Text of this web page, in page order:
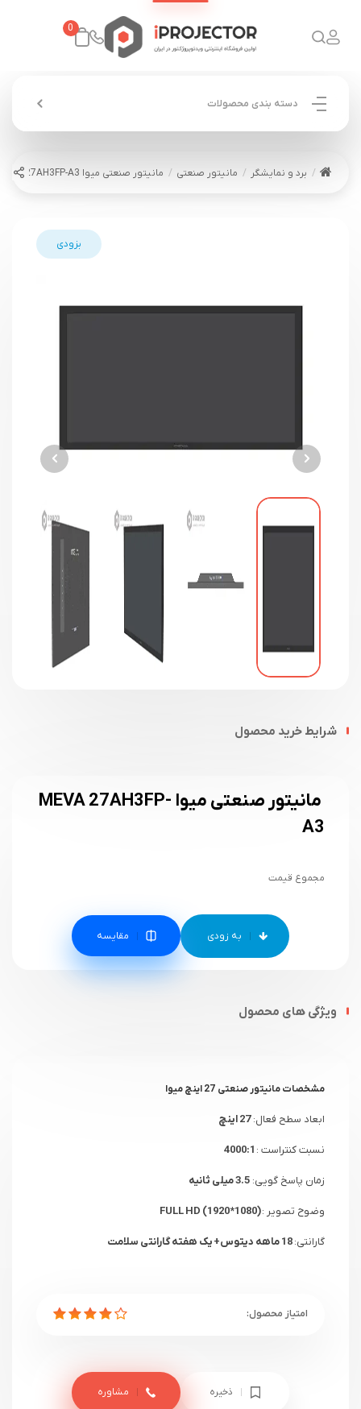
0
دسته بندی محصولات
برد و نمایشگر مانیتور صنعتی مانیتور صنعتی میوا MEVA 27AH3FP-A3
بزودی
شرایط خرید محصول
مانیتور صنعتی میوا MEVA 27AH3FP-
A3
مجموع قیمت
مقایسه
ویژگی های محصول
مشخصاتمانیتور صنعتی 27 اینچ میوا
ابعاد سطح فعال:27 اینچ
نسبت کنتراست :
زمان پاسخ گویی: 3.5 میلی ثانیه
وضوح تصویر :
گارانتی:
ذخیره مشاوره